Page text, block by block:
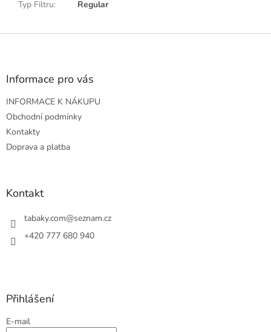
Typ Filtru: Regular
Z
Informace pro vás
INFORMACE K NÁKUPU
Obchodní podmínky
Kontakty
Doprava a platba
Kontakt
tabaky.com@seznam.cz
+420 777 680 940
Přihlášení
E-mail